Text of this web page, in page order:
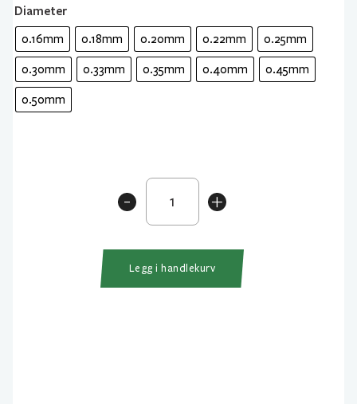
Diameter
0.16mm 0.18mm 0.20mm 0.22mm 0.25mm
0.30mm 0.33mm 0.35mm 0.40mm 0.45mm
0.50mm
+
DuraFlex
300m
-
Legg i handlekurv